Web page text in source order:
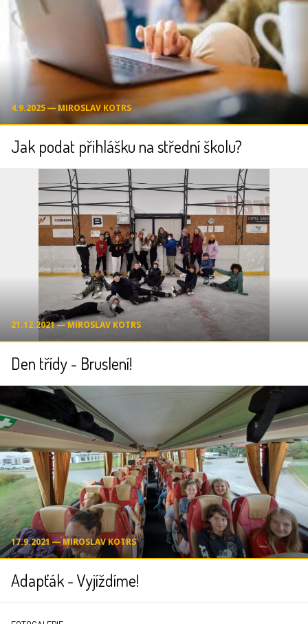
4.9.2025 ― MIROSLAV KOTRS
Jak podat přihlášku na střední školu?
21.12.2021 ― MIROSLAV KOTRS
Den třídy - Bruslení!
17.9.2021 ― MIROSLAV KOTRS
Adapťák - Vyjíždíme!